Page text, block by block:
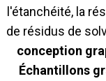
l'étanchéité, la
de résidus de
conception
Échantillons